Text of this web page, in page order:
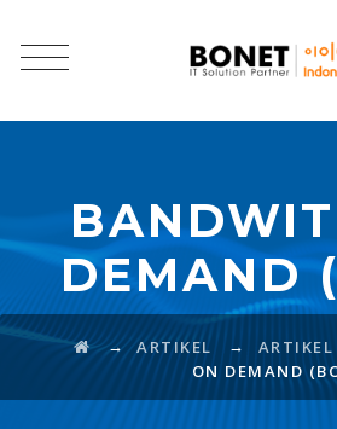
DEMAND
→ARTIKEL → ARTIKEL
ON DEMAND